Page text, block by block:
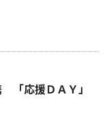
応援ＤＡＹ」